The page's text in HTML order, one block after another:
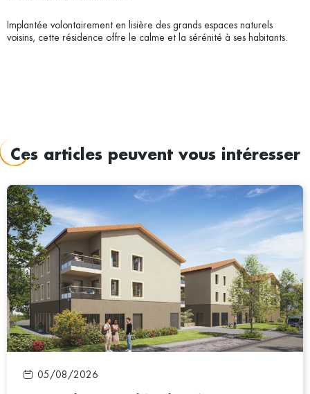
Implantée volontairement en lisière des grands espaces naturels
voisins, cette résidence offre le calme et la sérénité à ses habitants.
Ces articles peuvent vous intéresser
05/08/2026